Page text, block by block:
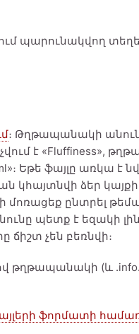
պարունակվող
։ Թղթապանակի
է «Fluffiness»,
Եթե ֆայլը առկա է
կհայտնվի ձեր
մոռացեք ընտրել
պետք է եզակի
չեն բեռնվի։
(և
ֆորմատի